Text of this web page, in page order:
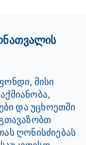
მისი
და უცხოეთში
ღონისძიებას